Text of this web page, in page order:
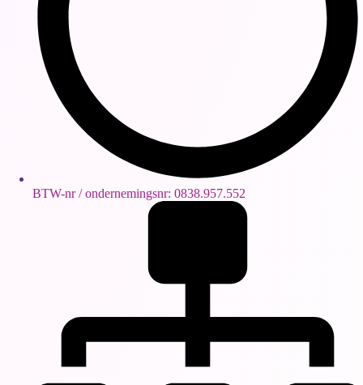
BTW-nr / ondernemingsnr: 0838.957.552